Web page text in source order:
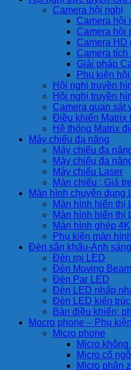
Camera hội nghị
Camera hội
Camera hội
Camera HD
Camera
Giải pháp
Phụ kiện
Hội nghị truyền
Hội nghị truyền
Camera quan sát
Điều khiển Matrix
Hệ thống Matrix
Máy chiếu đa năng
Máy chiếu đa
Máy chiếu đa
Máy chiếu Laser
Màn chiếu ; Giá
Màn hình chuyên dụng
Màn hình hiển thị
Màn hình hiển thị
Màn hình ghép 4K
Phụ kiện màn hình
Đèn sân khấu-Ánh
Đèn rọi LED
Đèn Moving Beam
Đèn Par LED
Đèn LED nhấp
Đèn LED kiến trúc
Bàn điều khiển;
Mocro phone – Phụ kiện
Micro phone
Micro không
Micro cổ
Micro phân